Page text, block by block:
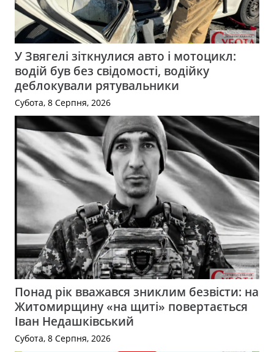
У Звягелі зіткнулися авто і мотоцикл:
водій був без свідомості, водійку
деблокували рятувальники
Субота, 8 Серпня, 2026
Понад рік вважався зниклим безвісти: на
Житомирщину «на щиті» повертається
Іван Недашківський
Субота, 8 Серпня, 2026